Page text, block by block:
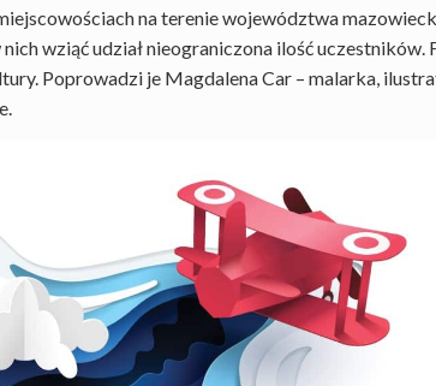
na terenie województwa
wziąć udział nieograniczona ilość
Poprowadzi je Magdalena Car – malarka,